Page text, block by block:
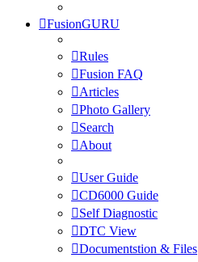
FusionGURU
Rules
Fusion FAQ
Articles
Photo Gallery
Search
About
User Guide
CD6000 Guide
Self Diagnostic
DTC View
Documentstion & Files